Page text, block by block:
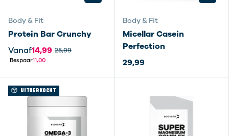
Body & Fit
Protein Bar Crunchy
Vanaf14,99 25,99
Bespaar11,00
Body & Fit
Micellar Casein
Perfection
29,99
UITVERKOCHT